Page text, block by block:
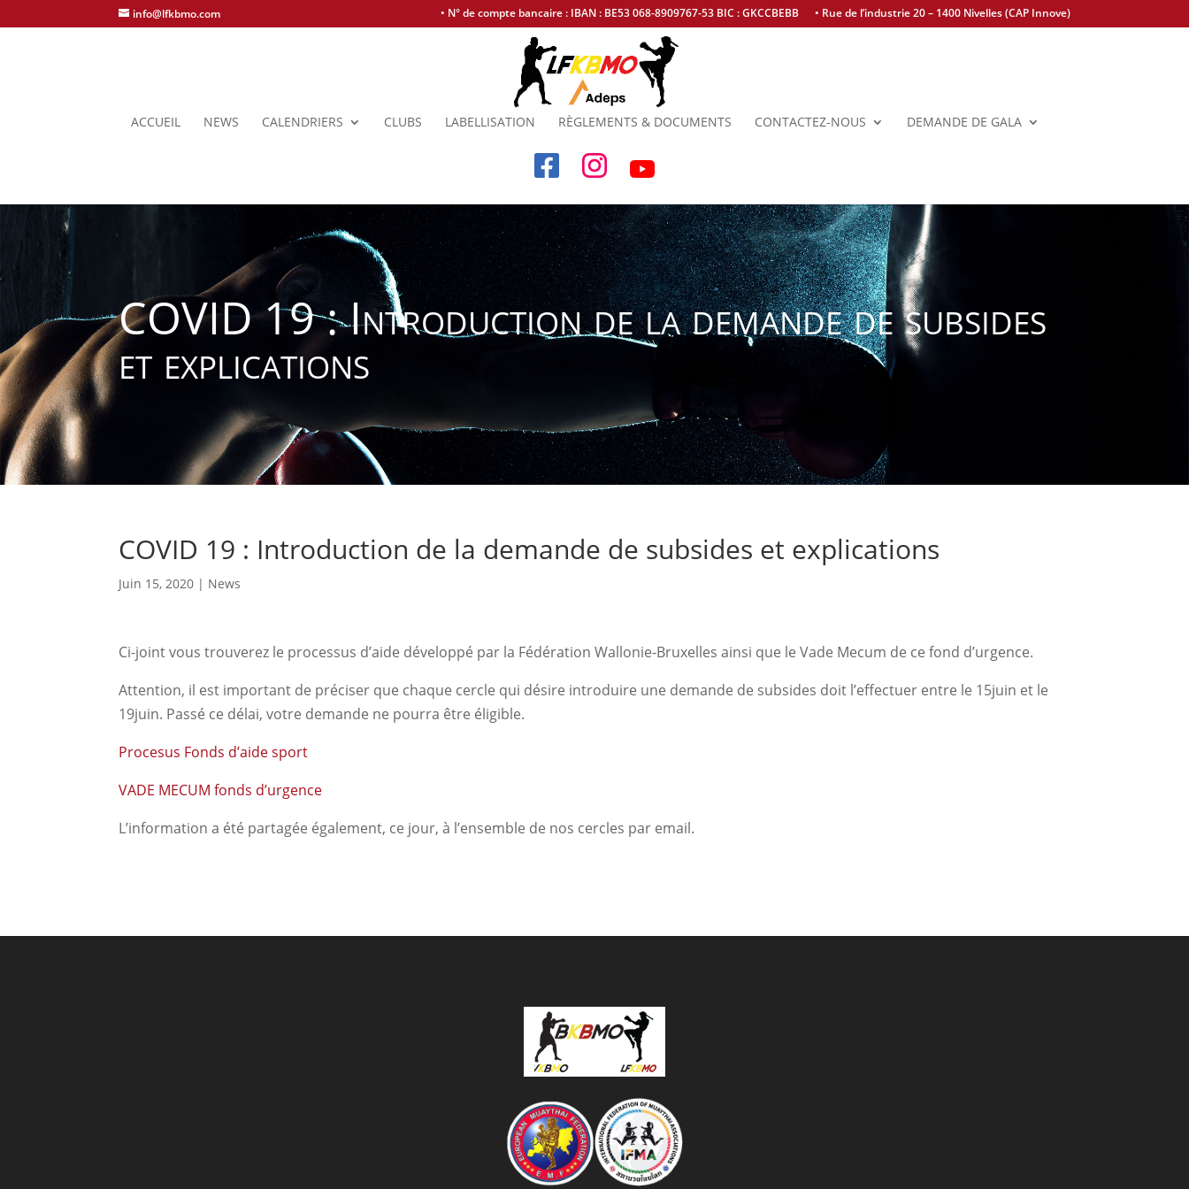
info@lfkbmo.com • N° de compte bancaire : IBAN : BE53 068-8909767-53 BIC : GKCCBEBB • Rue de l’industrie 20 – 1400 Nivelles (CAP Innove)
ACCUEIL NEWS CALENDRIERS CLUBS LABELLISATION RÈGLEMENTS & DOCUMENTS CONTACTEZ-NOUS DEMANDE DE GALA
COVID 19 : Introduction de la demande de subsides
et explications
COVID 19 : Introduction de la demande de subsides et explications
Juin 15, 2020 | News
Ci-joint vous trouverez le processus d’aide développé par la Fédération Wallonie-Bruxelles ainsi que le Vade Mecum de ce fond d’urgence.
Attention, il est important de préciser que chaque cercle qui désire introduire une demande de subsides doit l’effectuer entre le 15juin et le
19juin. Passé ce délai, votre demande ne pourra être éligible.
Procesus Fonds d’aide sport
VADE MECUM fonds d’urgence
L’information a été partagée également, ce jour, à l’ensemble de nos cercles par email.